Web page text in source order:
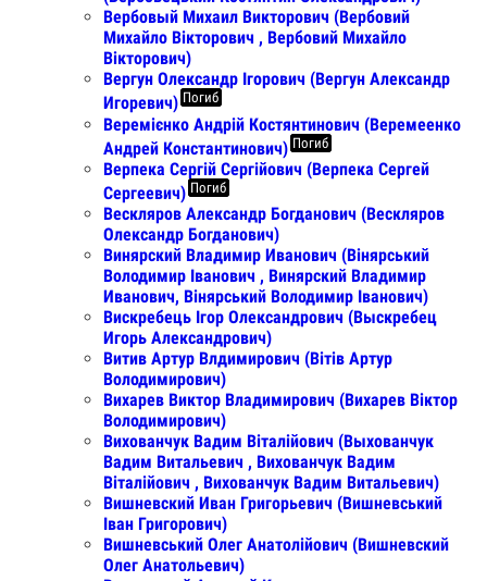
Вербовый Михаил Викторович (Вербовий
Михайло Вікторович , Вербовий Михайло
Вікторович)
Вергун Олександр Ігорович (Вергун Александр
Игоревич) Погиб
Веремієнко Андрій Костянтинович (Веремеенко
Андрей Константинович) Погиб
Верпека Сергій Сергійович (Верпека Сергей
Сергеевич) Погиб
Вескляров Александр Богданович (Вескляров
Олександр Богданович)
Винярский Владимир Иванович (Вінярський
Володимир Іванович , Винярский Владимир
Иванович, Вінярський Володимир Іванович)
Вискребець Ігор Олександрович (Выскребец
Игорь Александрович)
Витив Артур Влдимирович (Вітів Артур
Володимирович)
Вихарев Виктор Владимирович (Вихарев Віктор
Володимирович)
Вихованчук Вадим Віталійович (Выхованчук
Вадим Витальевич , Вихованчук Вадим
Віталійович , Вихованчук Вадим Витальевич)
Вишневский Иван Григорьевич (Вишневський
Іван Григорович)
Вишневський Олег Анатолійович (Вишневский
Олег Анатольевич)